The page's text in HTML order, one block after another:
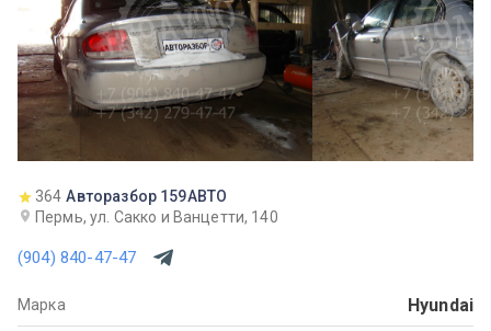
364 Авторазбор 159АВТО
Пермь, ул. Сакко и Ванцетти, 140
(904) 840-47-47
Марка Hyundai